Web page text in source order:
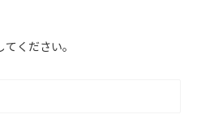
ください。